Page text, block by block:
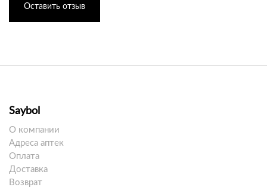
Оставить отзыв
Saybol
О компании
Адреса аптек
Оплата
Доставка
Возврат